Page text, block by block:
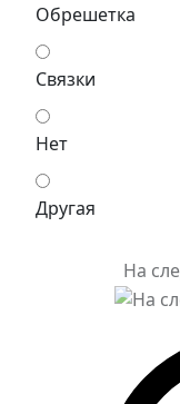
Обрешетка
Связки
Нет
Другая